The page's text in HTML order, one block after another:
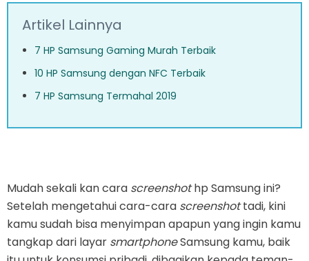
Artikel Lainnya
7 HP Samsung Gaming Murah Terbaik
10 HP Samsung dengan NFC Terbaik
7 HP Samsung Termahal 2019
Mudah sekali kan cara screenshothp Samsung ini?
Setelah mengetahui cara-cara screenshottadi, kini
kamu sudah bisa menyimpan apapun yang ingin kamu
tangkap dari layar smartphoneSamsung kamu, baik